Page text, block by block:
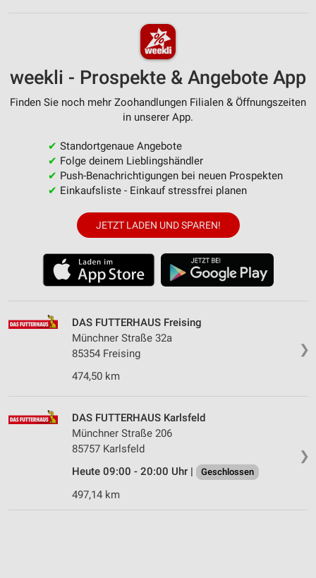
weekli - Prospekte & Angebote App
Finden Sie noch mehr Zoohandlungen Filialen & Öffnungszeiten
in unserer App.
✔ Standortgenaue Angebote
✔ Folge deinem Lieblingshändler
✔ Push-Benachrichtigungen bei neuen Prospekten
✔ Einkaufsliste - Einkauf stressfrei planen
JETZT LADEN UND SPAREN!
❯
DAS FUTTERHAUS Freising
Münchner Straße 32a
85354 Freising
474,50 km
❯
DAS FUTTERHAUS Karlsfeld
Münchner Straße 206
85757 Karlsfeld
Heute 09:00 - 20:00 Uhr |
Geschlossen
497,14 km